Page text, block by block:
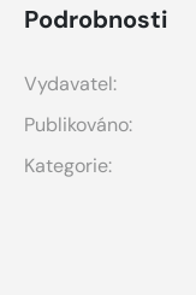
Podrobnosti
Vydavatel:
Publikováno:
Kategorie: